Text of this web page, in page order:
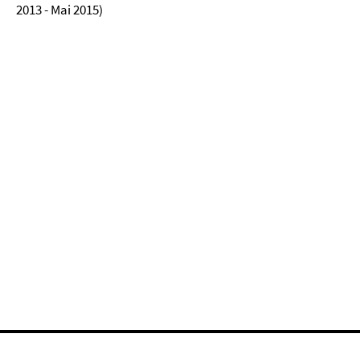
2013 - Mai 2015)